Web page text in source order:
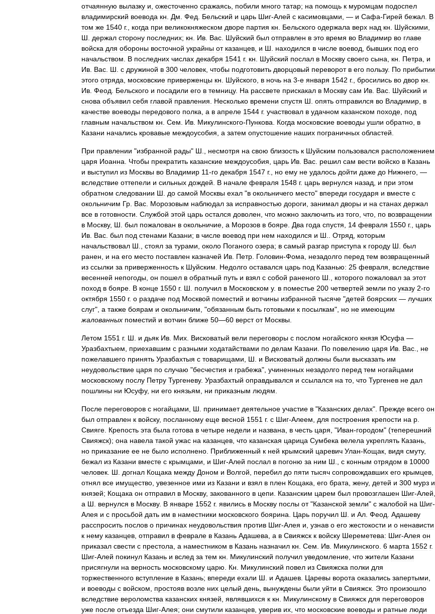
отчаянную вылазку и ожесточенно сражаясь побили много татар; на помощь к муромцам подоспел
владимирский воевода кн Дм Фед Бельский и царь Шиг-Алей с касимовцами , — и Сафа-Гирей бежал В
том же 1540 г., когда при великокняжеском дворе партия кн Бельского одержала верх над кн Шуйскими
Ш
держал сторону последних; кн Ив Вас Шуйский был отправлен в это время во Владимир во главе
войска для обороны восточной украйны от казанцев и Ш находился в числе воевод бывших под его
начальством
В последних числах декабря 1541 г. кн Шуйский послал в Москву своего сына кн Петра
и
Ив Вас Ш с дружиной в 300 человек чтобы подготовить дворцовый переворот в его пользу. По прибытии
этого отряда московские приверженцы кн Шуйского в ночь на 3-е января 1542 г., бросились во двор кн
Ив Феод Бельского и посадили его в темницу. На рассвете прискакал в Москву сам Ив Вас Шуйский и
снова объявил себя главой правления Несколько времени спустя Ш опять отправился во Владимир в
качестве воеводы передового полка а в апреле 1544 г. участвовал в удачном казанском походе под
главным начальством кн Сем Ив Микулинского-Пункова Когда московские воеводы ушли обратно в
Казани начались кровавые междоусобия а затем опустошение наших пограничных областей
При правлении "избранной рады" Ш несмотря на свою близость к Шуйским пользовался расположением
царя Иоанна Чтобы прекратить казанские междоусобия царь Ив Вас решил сам вести войско в Казань
и выступил из Москвы во Владимир 11-го декабря 1547 г., но ему не удалось дойти даже до Нижнего , —
вследствие оттепели и сильных дождей В начале февраля 1548 г. царь вернулся назад и при этом
обратном следовании Ш до самой Москвы ехал "в окольничего место" впереди государя и вместе с
окольничим Гр Вас Морозовым наблюдал за исправностью дороги занимал дворы и на станах держал
все в готовности Службой этой царь остался доволен что можно заключить из того что по возвращении
в Москву, Ш был пожалован в окольничие а Морозов в бояре Два года спустя 14 февраля 1550 г., царь
Ив Вас был под стенами Казани; в числе воевод при нем находился и Ш Отряд
которым
начальствовал Ш стоял за турами около Поганого озера; в самый разгар приступа к городу Ш был
ранен
и на его место поставлен казначей Ив Петр Головин-Фома незадолго перед тем возвращенный
из ссылки за приверженность к Шуйским Недолго оставался царь под Казанью: 25 февраля
вследствие
весенней непогоды он пошел в обратный путь и взял с собой раненого Ш которого пожаловал за этот
поход в бояре В конце 1550 г. Ш получил в Московском у. в поместье 200 четвертей земли по указу 2-го
октября 1550 г. о раздаче под Москвой поместий и вотчины избранной тысяче "детей боярских — лучших
слуг", а также боярам и окольничим , "обязанным быть готовыми к посылкам", но не имеющим
жалованных поместий и вотчин ближе 50—60 верст от Москвы
Летом 1551 г. Ш и дьяк Ив Мих Висковатый вели переговоры с послом ногайского князя Юсуфа —
Уразбахтыем
приехавшим с разными ходатайствами по делам Казани По повелению царя Ив Вас
не
пожелавшего принять Уразбахтыя с товарищами Ш и Висковатый должны были высказать им
неудовольствие царя по случаю "бесчестия и грабежа", учиненных незадолго перед тем ногайцами
московскому послу Петру Тургеневу. Уразбахтый оправдывался и ссылался на то что Тургенев не дал
пошлины ни Юсуфу, ни его князьям ни приказным людям
После переговоров с ногайцами Ш принимает деятельное участие в "Казанских делах". Прежде всего он
был отправлен к войску, посланному еще весной 1551 г. с Шиг-Алеем для построения крепости на p
Свияге Крепость эта была готова в четыре недели и названа в честь царя , "Иван-городом" (теперешний
Свияжск); она навела такой ужас на казанцев что казанская царица Сумбека велела укреплять Казань
но приказание ее не было исполнено Приближенный к ней крымский царевич Улан-Кощак видя смуту,
бежал из Казани вместе с крымцами и Шиг-Алей послал в погоню за ним Ш с конным отрядом в 10000
человек Ш догнал Кощака между Доном и Волгой перебил до пяти тысяч сопровождавших его крымцев
отнял все имущество увезенное ими из Казани и взял в плен Кощака его брата жену, детей и 300 мурз и
князей; Кощака он отправил в Москву, закованного в цепи Казанским царем был провозглашен Шиг-Алей
а Ш вернулся в Москву. В январе 1552 г. явились в Москву послы от"Казанской земли" с жалобой на Шиг-
Алея и с просьбой дать им в наместники московского боярина Царь поручил Ш и Ал Феод Адашеву
расспросить послов о причинах неудовольствия против Шиг-Алея и узнав о его жестокости и о ненависти
к нему казанцев отправил в феврале в Казань Адашева а в Свияжск к войску Шереметева: Шиг-Алея он
приказал свести с престола а наместником в Казань назначил кн Сем Ив Микулинского 6 марта 1552 г.
Шиг-Алей покинул Казань и вслед за тем кн Микулинский получил уведомление что жители Казани
присягнули на верность московскому царю Кн Микулинский повел из Свияжска полки для
торжественного вступление в Казань; впереди ехали Ш и Адашев Царевы ворота оказались запертыми
и воеводы с войском простояв возле них целый день вынуждены были уйти в Свияжск Это произошло
вследствие вероломства казанских князей являвшихся к кн Микулинскому в Свияжск для переговоров
уже после отъезда Шиг-Алея; они смутили казанцев уверив их что московские воеводы и ратные люди